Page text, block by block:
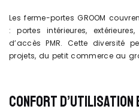
Les ferme-portes GROOM
: portes intérieures,
d’accès PMR. Cette diversité
projets, du petit commerce au
CONFORT